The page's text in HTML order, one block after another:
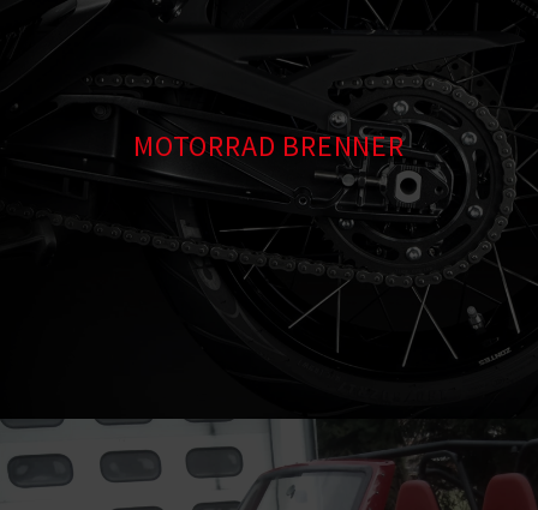
MOTORRAD BRENNER